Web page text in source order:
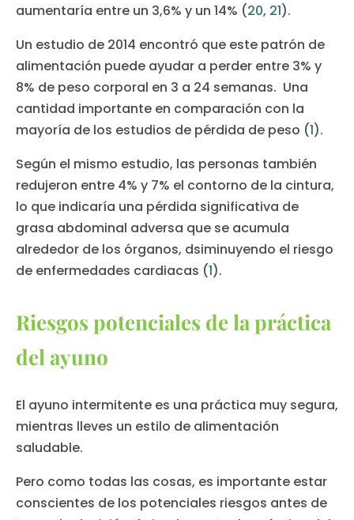
aumentaría entre un 3,6% y un 14% (20, 21).
Un estudio de 2014 encontró que este patrón de
alimentación puede ayudar a perder entre 3% y
8% de peso corporal en 3 a 24 semanas. Una
cantidad importante en comparación con la
mayoría de los estudios de pérdida de peso (1).
Según el mismo estudio, las personas también
redujeron entre 4% y 7% el contorno de la cintura,
lo que indicaría una pérdida significativa de
grasa abdominal adversa que se acumula
alrededor de los órganos, dsiminuyendo el riesgo
de enfermedades cardiacas (1).
Riesgos potenciales de la práctica
del ayuno
El ayuno intermitente es una práctica muy segura,
mientras lleves un estilo de alimentación
saludable.
Pero como todas las cosas, es importante estar
conscientes de los potenciales riesgos antes de